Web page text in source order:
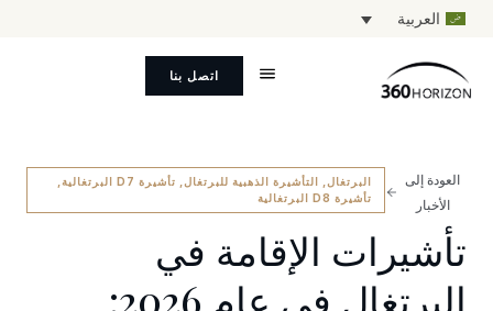
العربية
اتصل بنا
العودة إلى
الأخبار
البرتغال التأشيرة الذهبية للبرتغال تأشيرة D7 البرتغالية
,
تأشيرة D8 البرتغالية
تأشيرات الإقامة في
البرتغال في عام 2026: